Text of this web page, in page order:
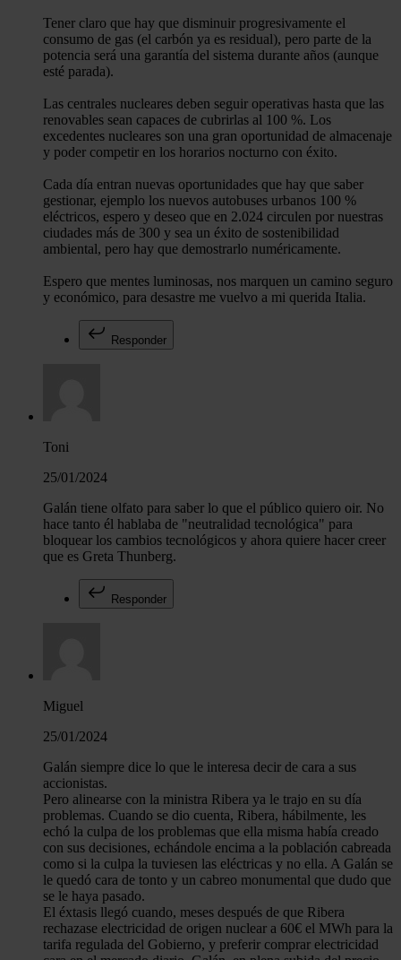
Tener claro que hay que disminuir progresivamente el
consumo de gas (el carbón ya es residual), pero parte de la
potencia será una garantía del sistema durante años (aunque
esté parada).
Las centrales nucleares deben seguir operativas hasta que las
renovables sean capaces de cubrirlas al 100 %. Los
excedentes nucleares son una gran oportunidad de almacenaje
y poder competir en los horarios nocturno con éxito.
Cada día entran nuevas oportunidades que hay que saber
gestionar, ejemplo los nuevos autobuses urbanos 100 %
eléctricos, espero y deseo que en 2.024 circulen por nuestras
ciudades más de 300 y sea un éxito de sostenibilidad
ambiental, pero hay que demostrarlo numéricamente.
Espero que mentes luminosas, nos marquen un camino seguro
y económico, para desastre me vuelvo a mi querida Italia.
Responder
Toni
25/01/2024
Galán tiene olfato para saber lo que el público quiero oir. No
hace tanto él hablaba de "neutralidad tecnológica" para
bloquear los cambios tecnológicos y ahora quiere hacer creer
que es Greta Thunberg.
Responder
Miguel
25/01/2024
Galán siempre dice lo que le interesa decir de cara a sus
accionistas.
Pero alinearse con la ministra Ribera ya le trajo en su día
problemas. Cuando se dio cuenta, Ribera, hábilmente, les
echó la culpa de los problemas que ella misma había creado
con sus decisiones, echándole encima a la población cabreada
como si la culpa la tuviesen las eléctricas y no ella. A Galán se
le quedó cara de tonto y un cabreo monumental que dudo que
se le haya pasado.
El éxtasis llegó cuando, meses después de que Ribera
rechazase electricidad de origen nuclear a 60€ el MWh para la
tarifa regulada del Gobierno, y preferir comprar electricidad